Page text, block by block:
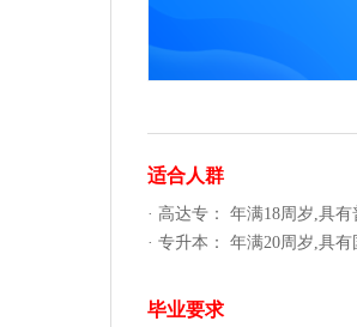
适合人群
· 高达专： 年满18周岁,具
· 专升本： 年满20周岁,具
毕业要求